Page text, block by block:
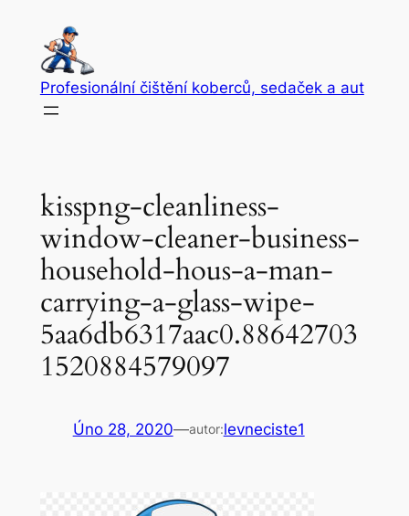
obsah
Profesionální čištění koberců, sedaček a aut
kisspng-cleanliness-
window-cleaner-business-
household-hous-a-man-
carrying-a-glass-wipe-
5aa6db6317aac0.88642703
1520884579097
Úno 28, 2020—autor:levneciste1